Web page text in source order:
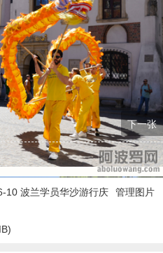
下一张
管理图片
10 波兰学员华沙游行庆